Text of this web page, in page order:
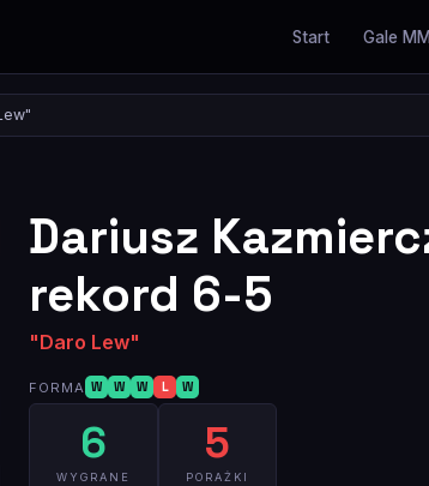
Start Gale
Dariusz
rekord 6-5
"Daro Lew"
FORMA W W W L W
6
WYGRANE
5
PORAŻKI